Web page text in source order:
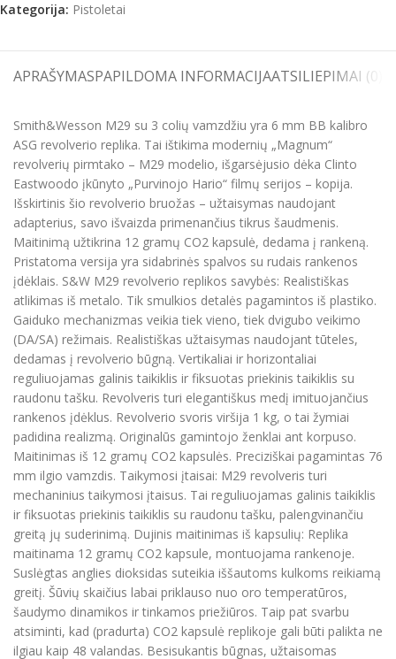
Kategorija: Pistoletai
APRAŠYMASPAPILDOMA INFORMACIJAATSILIEPIMAI (0)
Smith&Wesson M29 su 3 colių vamzdžiu yra 6 mm BB kalibro
ASG revolverio replika. Tai ištikima modernių „Magnum“
revolverių pirmtako – M29 modelio, išgarsėjusio dėka Clinto
Eastwoodo įkūnyto „Purvinojo Hario“ filmų serijos – kopija.
Išskirtinis šio revolverio bruožas – užtaisymas naudojant
adapterius, savo išvaizda primenančius tikrus šaudmenis.
Maitinimą užtikrina 12 gramų CO2 kapsulė, dedama į rankeną.
Pristatoma versija yra sidabrinės spalvos su rudais rankenos
įdėklais. S&W M29 revolverio replikos savybės: Realistiškas
atlikimas iš metalo. Tik smulkios detalės pagamintos iš plastiko.
Gaiduko mechanizmas veikia tiek vieno, tiek dvigubo veikimo
(DA/SA) režimais. Realistiškas užtaisymas naudojant tūteles,
dedamas į revolverio būgną. Vertikaliai ir horizontaliai
reguliuojamas galinis taikiklis ir fiksuotas priekinis taikiklis su
raudonu tašku. Revolveris turi elegantiškus medį imituojančius
rankenos įdėklus. Revolverio svoris viršija 1 kg, o tai žymiai
padidina realizmą. Originalūs gamintojo ženklai ant korpuso.
Maitinimas iš 12 gramų CO2 kapsulės. Preciziškai pagamintas 76
mm ilgio vamzdis. Taikymosi įtaisai: M29 revolveris turi
mechaninius taikymosi įtaisus. Tai reguliuojamas galinis taikiklis
ir fiksuotas priekinis taikiklis su raudonu tašku, palengvinančiu
greitą jų suderinimą. Dujinis maitinimas iš kapsulių: Replika
maitinama 12 gramų CO2 kapsule, montuojama rankenoje.
Suslėgtas anglies dioksidas suteikia iššautoms kulkoms reikiamą
greitį. Šūvių skaičius labai priklauso nuo oro temperatūros,
šaudymo dinamikos ir tinkamos priežiūros. Taip pat svarbu
atsiminti, kad (pradurta) CO2 kapsulė replikoje gali būti palikta ne
ilgiau kaip 48 valandas. Besisukantis būgnas, užtaisomas